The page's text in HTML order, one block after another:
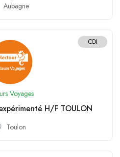
Aubagne
CDI
Voyages
H/F TOULON
Toulon